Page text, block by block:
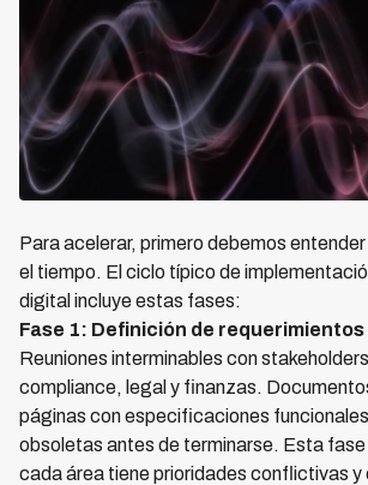
Para acelerar, primero debemos
el tiempo. El ciclo típico de
digital incluye estas fases:
Fase 1: Definición de
Reuniones interminables con
compliance, legal y finanzas.
páginas con especificaciones
obsoletas antes de terminarse. Esta
cada área tiene prioridades conflictivas y